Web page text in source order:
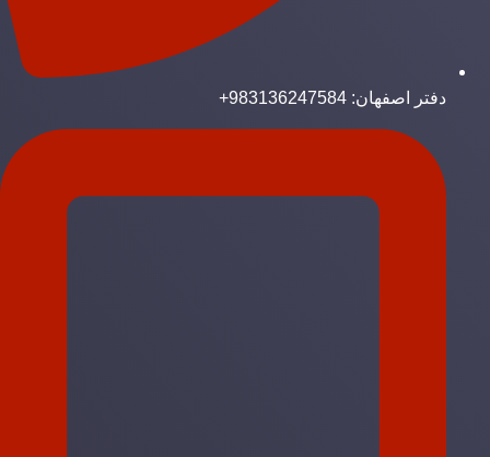
دفتر اصفهان: 983136247584+